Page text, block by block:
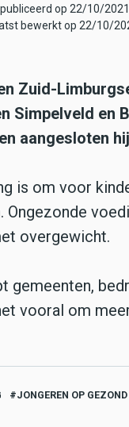
op 22/10/
bewerkt op 22/10/
Zuid-
Simpelveld en
aangesloten
is om voor
Ongezonde
overgewicht.
gemeenten,
vooral om
JONGEREN OP